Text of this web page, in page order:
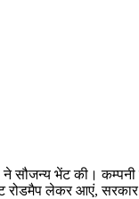
भेंट की।
रोडमैप लेकर आएं,